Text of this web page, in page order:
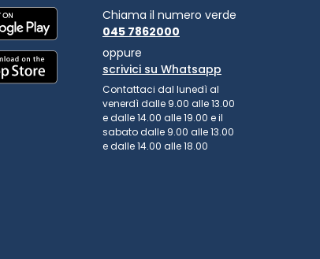
Chiama il numero verde
045 7862000
oppure
scrivici su Whatsapp
Contattaci dal lunedì al
venerdì dalle 9.00 alle 13.00
e dalle 14.00 alle 19.00 e il
sabato dalle 9.00 alle 13.00
e dalle 14.00 alle 18.00